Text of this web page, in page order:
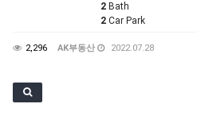
2 Bath
2 Car Park
2,296 AK부동산 2022.07.28